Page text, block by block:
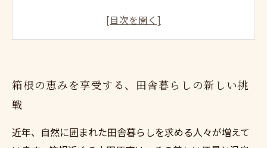
信頼のパートナーとともに、快適な物件探し
別荘を持つ夢が現実に、専門家のサポートで叶
箱根近くの田舎暮らし、理想の生活の全てを手
箱根の恵みを享受する、田舎暮らしの新しい挑
戦
近年、自然に囲まれた田舎暮らしを求める人々が増えて